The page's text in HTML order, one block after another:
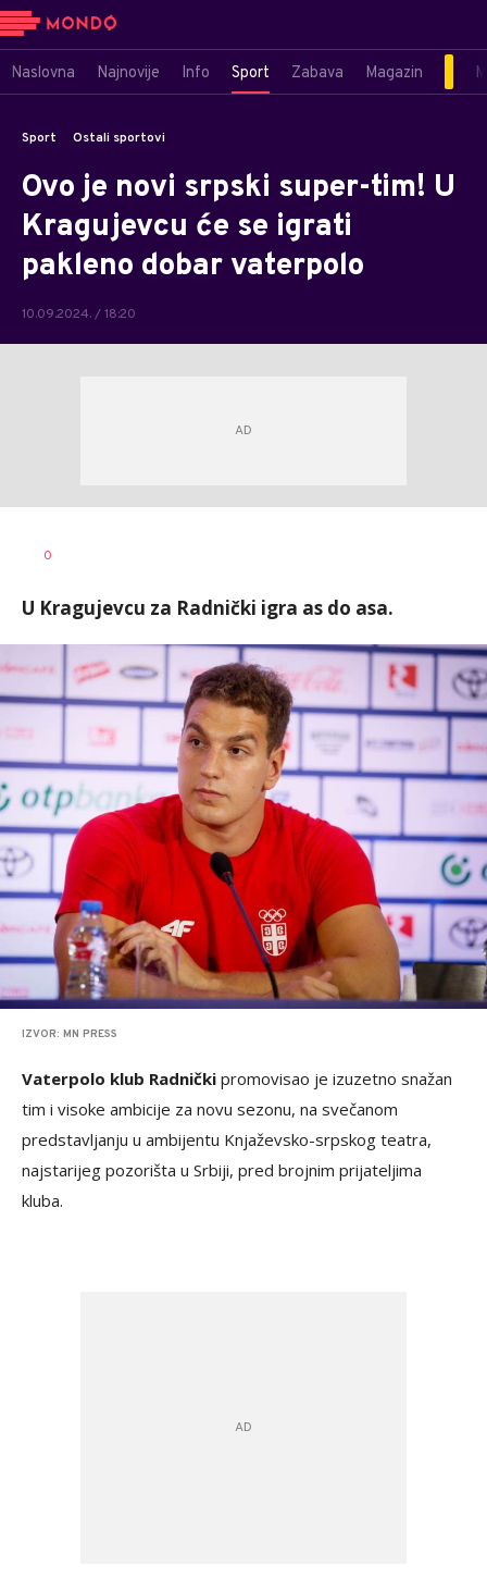
Naslovna Najnovije Info Sport Zabava Magazin
Sport Ostali sportovi
Ovo je novi srpski super-tim! U
Kragujevcu će se igrati
pakleno dobar vaterpolo
10.09.2024. / 18:20
0
U Kragujevcu za Radnički igra as do asa.
IZVOR: MN PRESS
Vaterpolo klub Radnički promovisao je izuzetno snažan
tim i visoke ambicije za novu sezonu, na svečanom
predstavljanju u ambijentu Knjaževsko-srpskog teatra,
najstarijeg pozorišta u Srbiji, pred brojnim prijateljima
kluba.